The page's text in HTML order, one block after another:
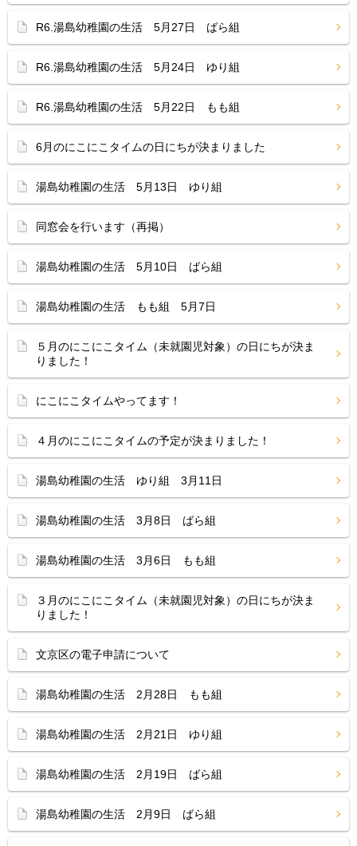
R6.湯島幼稚園の生活 5月27日 ばら組
R6.湯島幼稚園の生活 5月24日 ゆり組
R6.湯島幼稚園の生活 5月22日 もも組
6月のにこにこタイムの日にちが決まりました
湯島幼稚園の生活 5月13日 ゆり組
同窓会を行います（再掲）
湯島幼稚園の生活 5月10日 ばら組
湯島幼稚園の生活 もも組 5月7日
５月のにこにこタイム（未就園児対象）の日にちが決ま
りました！
にこにこタイムやってます！
４月のにこにこタイムの予定が決まりました！
湯島幼稚園の生活 ゆり組 3月11日
湯島幼稚園の生活 3月8日 ばら組
湯島幼稚園の生活 3月6日 もも組
３月のにこにこタイム（未就園児対象）の日にちが決ま
りました！
文京区の電子申請について
湯島幼稚園の生活 2月28日 もも組
湯島幼稚園の生活 2月21日 ゆり組
湯島幼稚園の生活 2月19日 ばら組
湯島幼稚園の生活 2月9日 ばら組